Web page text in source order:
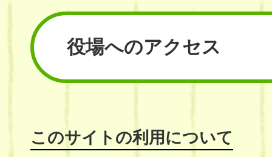
役場へのアクセス
このサイトの利用について